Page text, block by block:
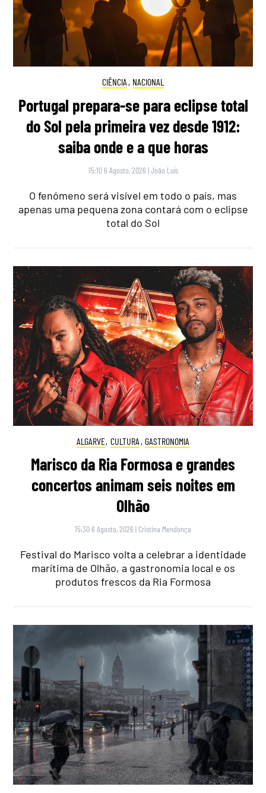
CIÊNCIA , NACIONAL
Portugal prepara-se para eclipse total
do Sol pela primeira vez desde 1912:
saiba onde e a que horas
15:10 6 Agosto, 2026 |João Luís
O fenómeno será visível em todo o país, mas
apenas uma pequena zona contará com o eclipse
total do Sol
ALGARVE, CULTURA , GASTRONOMIA
Marisco da Ria Formosa e grandes
concertos animam seis noites em
Olhão
15:30 6 Agosto, 2026 | Cristina Mendonça
Festival do Marisco volta a celebrar a identidade
marítima de Olhão, a gastronomia local e os
produtos frescos da Ria Formosa